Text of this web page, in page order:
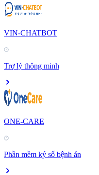
VIN-CHATBOT
Trợ lý thông minh
ONE-CARE
Phần mềm ký số bệnh án